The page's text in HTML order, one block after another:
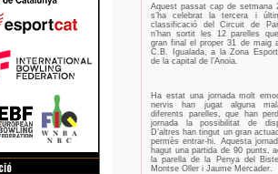
Aquest passat cap de setmana
s’ha celebrat la tercera i
classificació del Circuit de
n’han sortit les 12 parelles
gran final el proper 31 de maig
C.B. Igualada, a la Zona
de la capital de l’Anoia.
Ha estat una jornada molt
nervis han jugat alguna
diferents parelles, que han
jornada la possibilitat de
D’altres han tingut un gran
permès entrar-hi. Aquesta
hagut una partida de 90 punts,
la parella de la Penya del
Montse Oller i Jaume Mercader.